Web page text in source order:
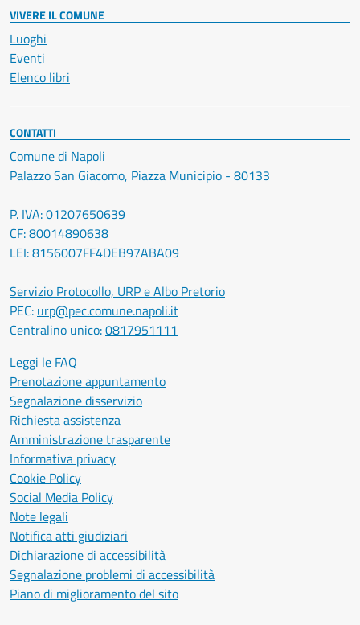
VIVERE IL COMUNE
Luoghi
Eventi
Elenco libri
CONTATTI
Comune di Napoli
Palazzo San Giacomo, Piazza Municipio - 80133
P. IVA: 01207650639
CF: 80014890638
LEI: 8156007FF4DEB97ABA09
Servizio Protocollo, URP e Albo Pretorio
PEC: urp@pec.comune.napoli.it
Centralino unico:0817951111
Leggi le FAQ
Prenotazione appuntamento
Segnalazione disservizio
Richiesta assistenza
Amministrazione trasparente
Informativa privacy
Cookie Policy
Social Media Policy
Note legali
Notifica atti giudiziari
Dichiarazione di accessibilità
Segnalazione problemi di accessibilità
Piano di miglioramento del sito